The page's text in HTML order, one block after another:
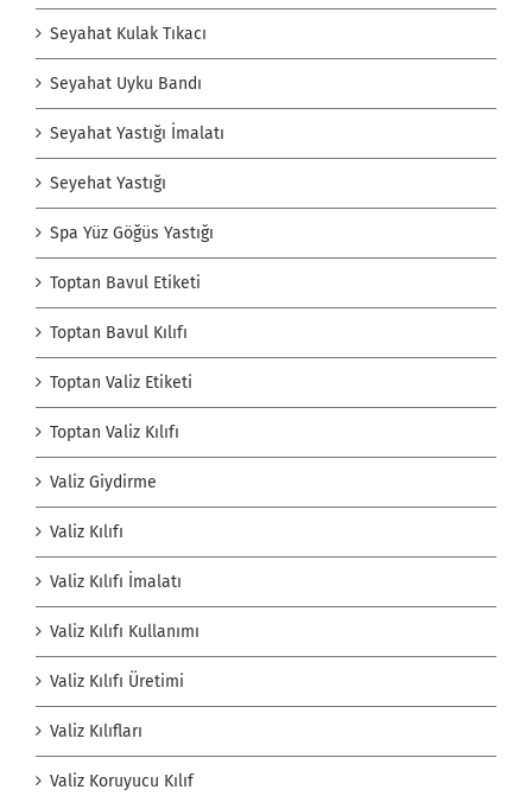
Seyahat Kulak Tıkacı
Seyahat Uyku Bandı
Seyahat Yastığı İmalatı
Seyehat Yastığı
Spa Yüz Göğüs Yastığı
Toptan Bavul Etiketi
Toptan Bavul Kılıfı
Toptan Valiz Etiketi
Toptan Valiz Kılıfı
Valiz Giydirme
Valiz Kılıfı
Valiz Kılıfı İmalatı
Valiz Kılıfı Kullanımı
Valiz Kılıfı Üretimi
Valiz Kılıfları
Valiz Koruyucu Kılıf